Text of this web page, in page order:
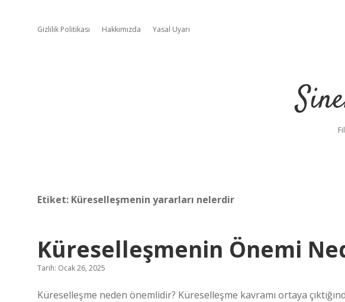
Gizlilik Politikası Hakkımızda Yasal Uyarı
Etiket: Küreselleşmenin yararları nelerdir
Küreselleşmenin Önemi
Tarih: Ocak 26, 2025
Küreselleşme neden önemlidir? Küreselleşme kavramı ortaya